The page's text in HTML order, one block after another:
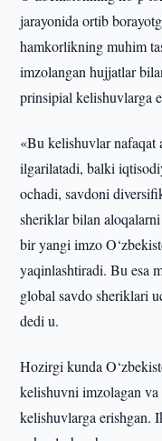
jarayonida ortib
hamkorlikning muhim
imzolangan hujjatlar
prinsipial kelishuvlarga
«Bu kelishuvlar nafaqat
ilgarilatadi, balki
ochadi, savdoni
sheriklar bilan
bir yangi imzo
yaqinlashtiradi. Bu esa
global savdo sheriklari
dedi u.
Hozirgi kunda
kelishuvni imzolagan
kelishuvlarga erishgan.